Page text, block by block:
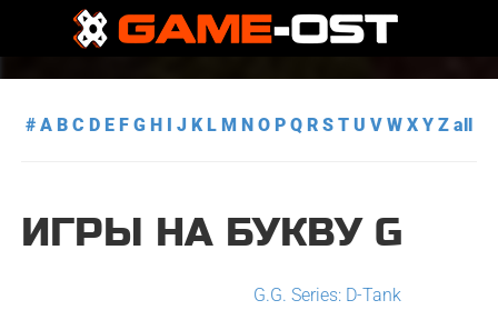
# A B C D E F G H I J K L M N O P Q R S T U V W X Y Z all
ИГРЫ НА БУКВУ G
G.G. Series: D-Tank